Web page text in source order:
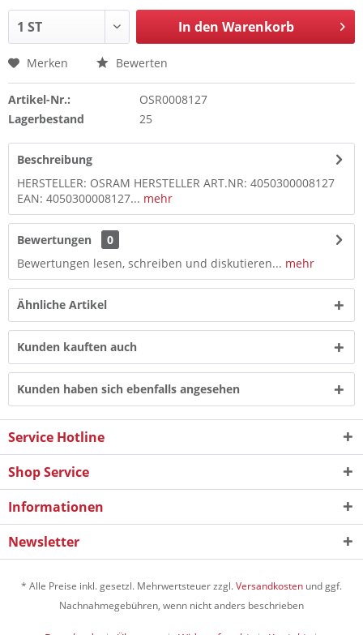
In den Warenkorb
Merken Bewerten
Artikel-Nr.:
OSR0008127
Lagerbestand
25
Beschreibung
HERSTELLER: OSRAM HERSTELLER ART.NR: 4050300008127
EAN: 4050300008127... mehr
Bewertungen
0
Bewertungen lesen, schreiben und diskutieren... mehr
Ähnliche Artikel
Kunden kauften auch
Kunden haben sich ebenfalls angesehen
Service Hotline
Shop Service
Informationen
Newsletter
* Alle Preise inkl. gesetzl. Mehrwertsteuer zzgl.Versandkosten und ggf.
Nachnahmegebühren, wenn nicht anders beschrieben